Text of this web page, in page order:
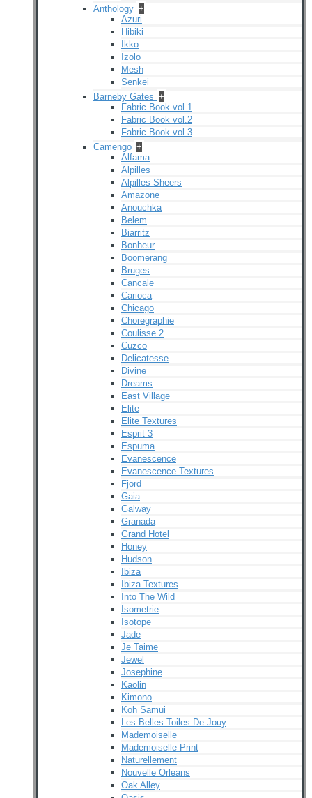
Anthology +
Azuri
Hibiki
Ikko
Izolo
Mesh
Senkei
Barneby Gates +
Fabric Book vol.1
Fabric Book vol.2
Fabric Book vol.3
Camengo +
Alfama
Alpilles
Alpilles Sheers
Amazone
Anouchka
Belem
Biarritz
Bonheur
Boomerang
Bruges
Cancale
Carioca
Chicago
Choregraphie
Coulisse 2
Cuzco
Delicatesse
Divine
Dreams
East Village
Elite
Elite Textures
Esprit 3
Espuma
Evanescence
Evanescence Textures
Fjord
Gaia
Galway
Granada
Grand Hotel
Honey
Hudson
Ibiza
Ibiza Textures
Into The Wild
Isometrie
Isotope
Jade
Je Taime
Jewel
Josephine
Kaolin
Kimono
Koh Samui
Les Belles Toiles De Jouy
Mademoiselle
Mademoiselle Print
Naturellement
Nouvelle Orleans
Oak Alley